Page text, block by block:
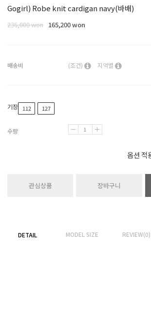
Gogirl) Robe knit cardigan navy(바배)
236,000 won 165,200 won
배송비 (조건) 지역별
기장 112 127
수량
옵션 적
관심상품 장바구니
DETAIL MODEL SIZE REVIEW(0)